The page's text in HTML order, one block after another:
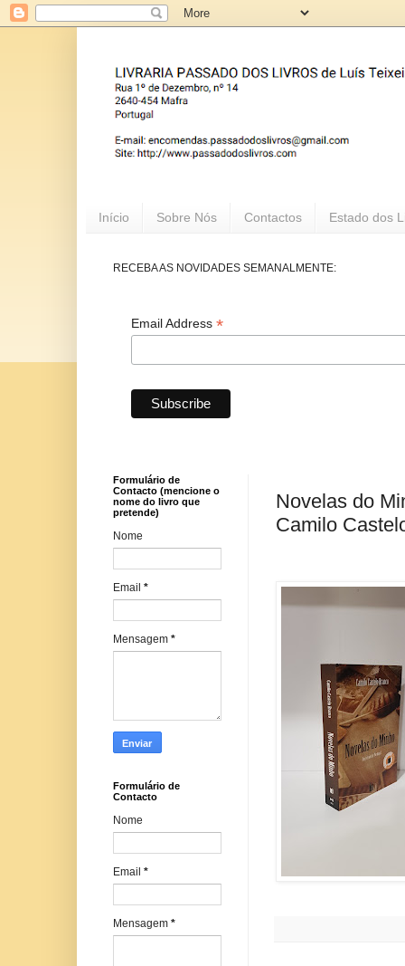
Início Sobre Nós Contactos Estado dos
RECEBA AS NOVIDADES SEMANALMENTE:
Email Address *
Novelas do
Camilo
Formulário de
Contacto (mencione o
nome do livro que
pretende)
Nome
Email *
Mensagem *
Formulário de
Contacto
Nome
Email *
Mensagem *